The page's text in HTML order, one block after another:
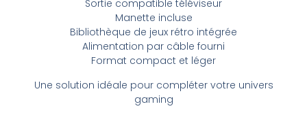
Sortie compatible téléviseur
Manette incluse
Bibliothèque de jeux rétro intégrée
Alimentation par câble fourni
Format compact et léger
Une solution idéale pour compléter votre univers
gaming